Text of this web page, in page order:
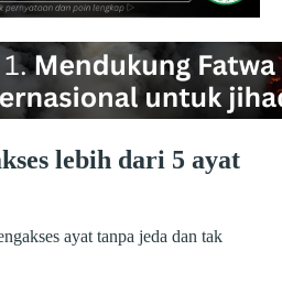
lebih dari 5 ayat
ayat tanpa jeda dan tak